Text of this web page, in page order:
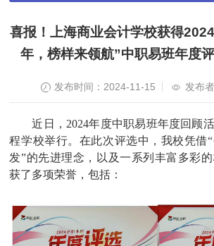
喜报！上海商业会计学校获得
年，榜样来领航”中职易班年度
发布时间：2024-11-15 发布
近日， 2024年度中职易班年度回顾
程学校举行。在此次评选中，我校凭借
发”的先进理念，以及一系列丰富多彩
获了多项荣誉，包括：